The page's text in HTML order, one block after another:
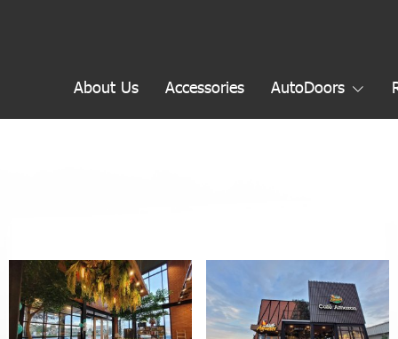
About Us Accessories AutoDoors